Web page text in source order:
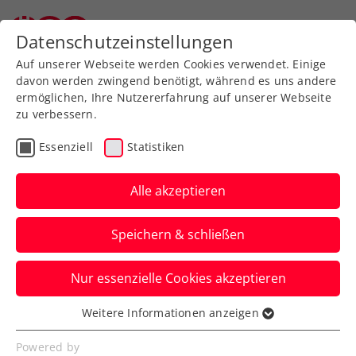
AllgemeineKlasse
Jugend
SeniorInnen
Meisterschaft wählen
Bundesliga 2026 / Damen
Datenschutzeinstellungen
Auf unserer Webseite werden Cookies verwendet. Einige
davon werden zwingend benötigt, während es uns andere
ermöglichen, Ihre Nutzererfahrung auf unserer Webseite
zu verbessern.
Essenziell Statistiken
Alle akzeptieren
Speichern & schließen
Nur essenzielle Cookies akzeptieren
Essenziell
Essenzielle Cookies werden für grundlegende
Weitere Informationen anzeigen
Powered by